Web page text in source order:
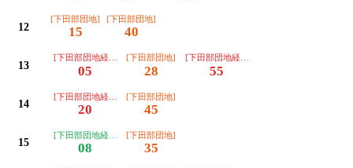
12
[下田部団地]
15
[下田部団地]
40
13
[下田部団地経由玉川橋団地]
05
[下田部団地]
28
[下田部団地経由玉川橋団地]
55
14
[下田部団地経由玉川橋団地]
20
[下田部団地]
45
15
[下田部団地経由車庫前]
08
[下田部団地]
35